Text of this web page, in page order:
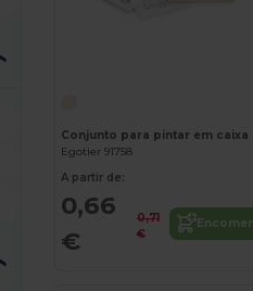
Egotier 91758
A partir de:
0,66
€
0,71
€